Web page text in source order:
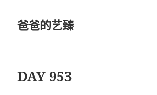
爸爸的艺臻
DAY 953